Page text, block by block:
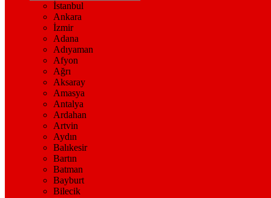
İstanbul
Ankara
İzmir
Adana
Adıyaman
Afyon
Ağrı
Aksaray
Amasya
Antalya
Ardahan
Artvin
Aydın
Balıkesir
Bartın
Batman
Bayburt
Bilecik